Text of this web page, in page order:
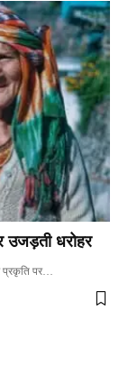
उजड़ती धरोहर
प्रकृति पर…